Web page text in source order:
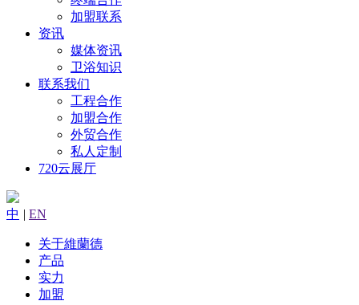
加盟联系
资讯
媒体资讯
卫浴知识
联系我们
工程合作
加盟合作
外贸合作
私人定制
720云展厅
中 | EN
关于維蘭德
产品
实力
加盟